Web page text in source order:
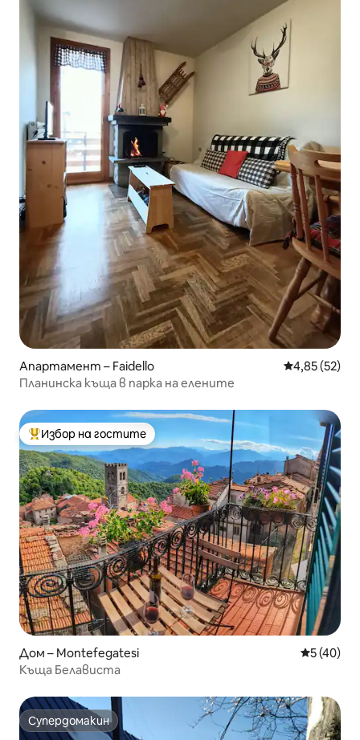
Апартамент – Faidello Средна
4,85 (52)
Планинска къща в парка на елените
Най-популярен избор на гостите
Избор на гостите
Дом – Montefegatesi Средна
5 (40)
Къща Белависта
Супердомакин
Супердомакин